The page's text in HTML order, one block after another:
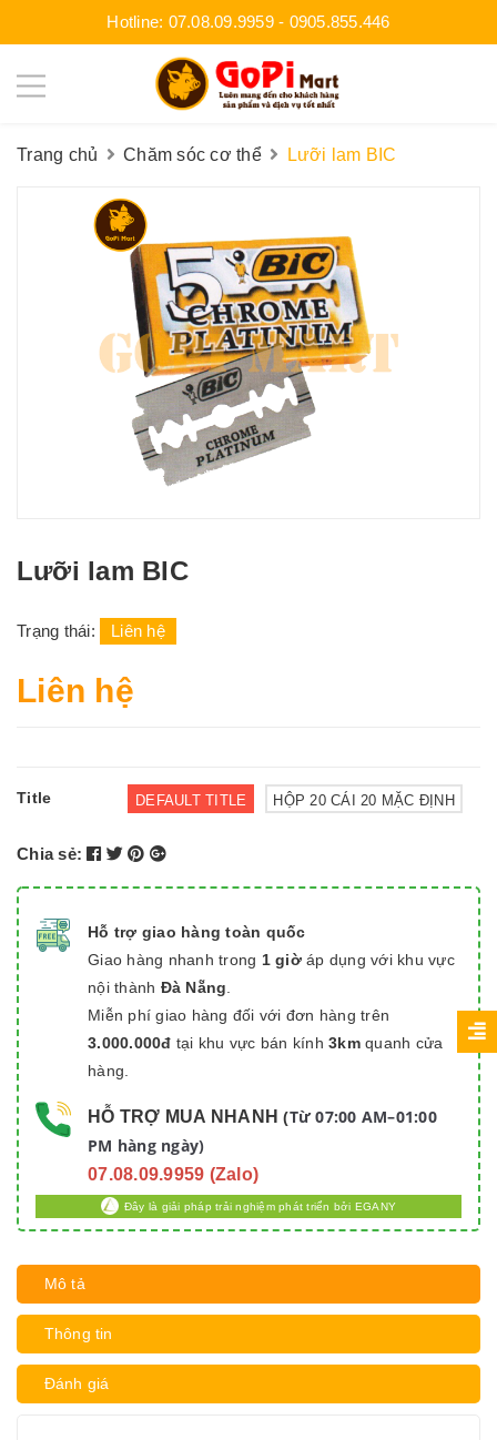
Hotline: 07.08.09.9959- 0905.855.446
Trang chủ Chăm sóc cơ thể Lưỡi lam BIC
Lưỡi lam BIC
Trạng thái: Liên hệ
Liên hệ
Title DEFAULT TITLE HỘP 20 CÁI 20 MẶC ĐỊNH
Chia sẻ:
Hỗ trợ giao hàng toàn quốc
Giao hàng nhanh trong 1 giờáp dụng với khu vực
nội thành Đà Nẵng
Miễn phí giao hàng đối với đơn hàng trên
3.000.000đ tại khu vực bán kính 3kmquanh cửa
hàng.
HỖ TRỢ MUA NHANH (Từ 07:00 AM–01:00
PM hàng ngày)
07.08.09.9959 (Zalo)
Đây là giải pháp trải nghiệm phát triển bởi EGANY
Mô tả
Thông tin
Đánh giá